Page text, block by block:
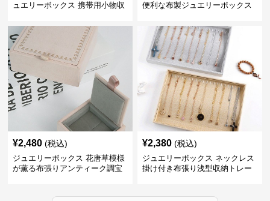
ュエリーボックス 携帯用小物収
便利な布製ジュエリーボックス
¥2,480 (税込)
ジュエリーボックス 花唐草模様
が薫る布張りアンティーク調宝
¥2,380 (税込)
ジュエリーボックス ネックレス
掛け付き布張り浅型収納トレー